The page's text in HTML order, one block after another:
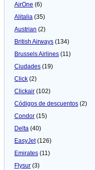
AirOne (6)
Alitalia (35)
Austrian (2)
British Airways (134)
Brussels Airlines (11)
Ciudades (19)
Click (2)
Clickair (102)
Códigos de descuentos (2)
Condor (15)
Delta (40)
EasyJet(126)
Emirates (11)
Flysur (3)